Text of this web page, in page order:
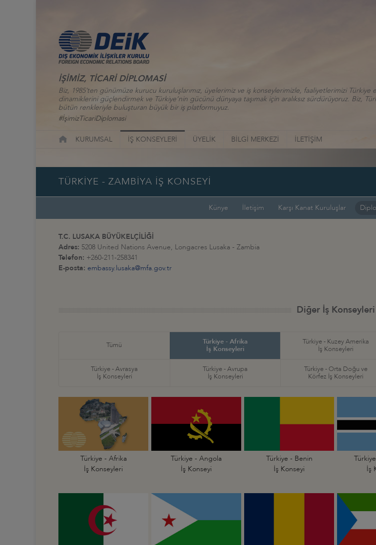
İŞİMİZ, TİCARİ DİPLOMASİ
Biz, 1985’ten günümüze kurucu kuruluşlarımız, üyelerimiz ve iş konseylerimizle, faaliyetlerimizi Türkiye
dinamiklerini güçlendirmek ve Türkiye’nin gücünü dünyaya taşımak için aralıksız sürdürüyoruz. Biz,
bütün renkleriyle buluşturan büyük bir iş platformuyuz.
#İşimizTicariDiplomasi
KURUMSAL İŞ KONSEYLERİ ÜYELİK BİLGİ MERKEZİ İLETİŞİM
TÜRKİYE - ZAMBİYA İŞ KONSEYİ
Künye İletişim Karşı Kanat Kuruluşlar
T.C. LUSAKA BÜYÜKELÇİLİĞİ
Adres: 5208 United Nations Avenue, Longacres Lusaka - Zambia
Telefon: +260-211-258341
E-posta: embassy.lusaka@mfa.gov.tr
Diğer İş Konseyleri
Tümü
Türkiye - Afrika
İş Konseyleri
Türkiye - Kuzey Amerika
İş Konseyleri
Türkiye - Avrasya
İş Konseyleri
Türkiye - Avrupa
İş Konseyleri
Türkiye - Orta Doğu ve
Körfez İş Konseyleri
Türkiye - Afrika
İş Konseyleri
Türkiye - Angola
İş Konseyi
Türkiye - Benin
İş Konseyi
İş